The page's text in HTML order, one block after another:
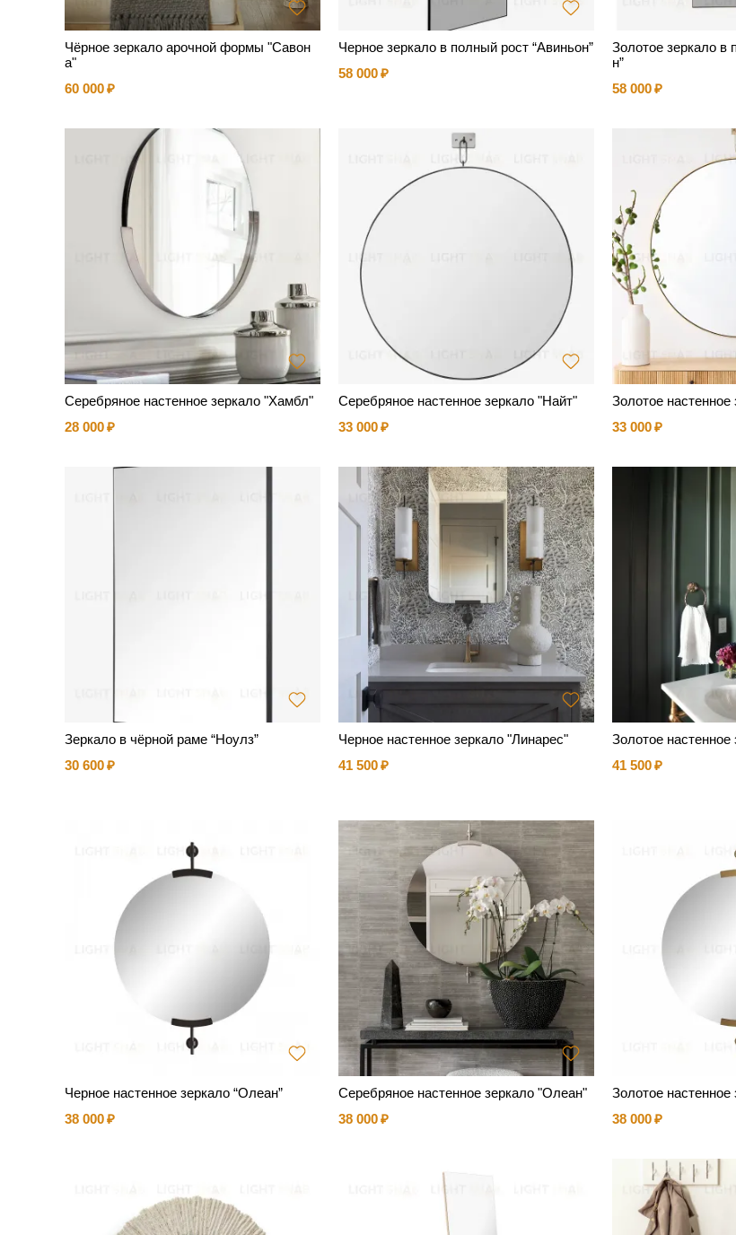
Чёрное зеркало арочной формы "Савон
а"
60 000
Черное зеркало в полный рост “Авиньон”
58 000
Золотое зеркало в
н”
58 000
Серебряное настенное зеркало "Хамбл"
28 000
Серебряное настенное зеркало "Найт"
33 000
Золотое настенное
33 000
Зеркало в чёрной раме “Ноулз”
30 600
Черное настенное зеркало "Линарес"
41 500
Золотое
41 500
Черное настенное зеркало “Олеан”
38 000
Серебряное настенное зеркало "Олеан"
38 000
Золотое настенное
38 000